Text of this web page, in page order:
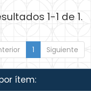
1-1 de 1.
1 Siguiente
ítem: